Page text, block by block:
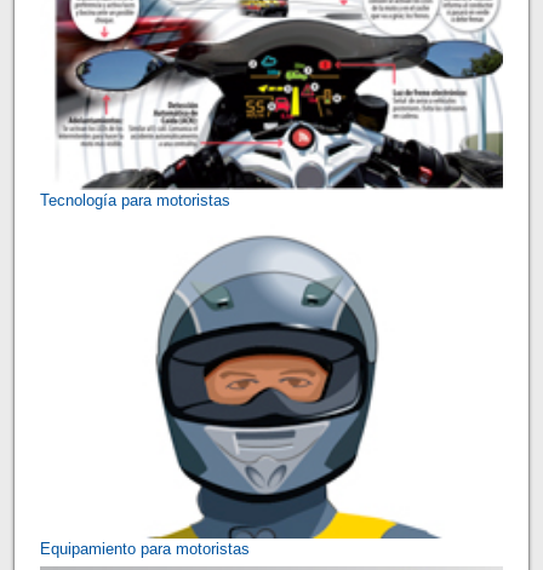
Tecnología para motoristas
Equipamiento para motoristas